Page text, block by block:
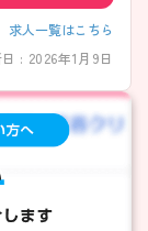
人一覧はこちら
: 2026年1月9日